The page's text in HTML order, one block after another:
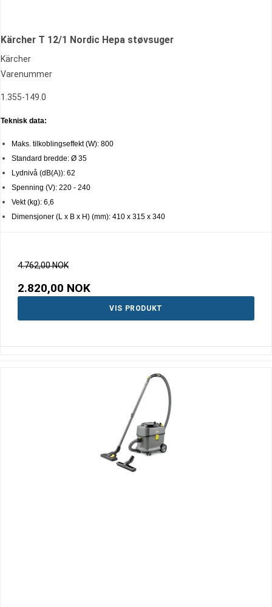
Kärcher T 12/1 Nordic Hepa støvsuger
Kärcher
Varenummer
1.355-149.0
Teknisk data:
Maks. tilkoblingseffekt (W):800
Standard bredde: Ø 35
Lydnivå (dB(A)): 62
Spenning (V): 220 - 240
Vekt (kg): 6,6
Dimensjoner (L x B x H) (mm): 410 x 315 x 340
4.762,00 NOK
2.820,00 NOK
VIS PRODUKT